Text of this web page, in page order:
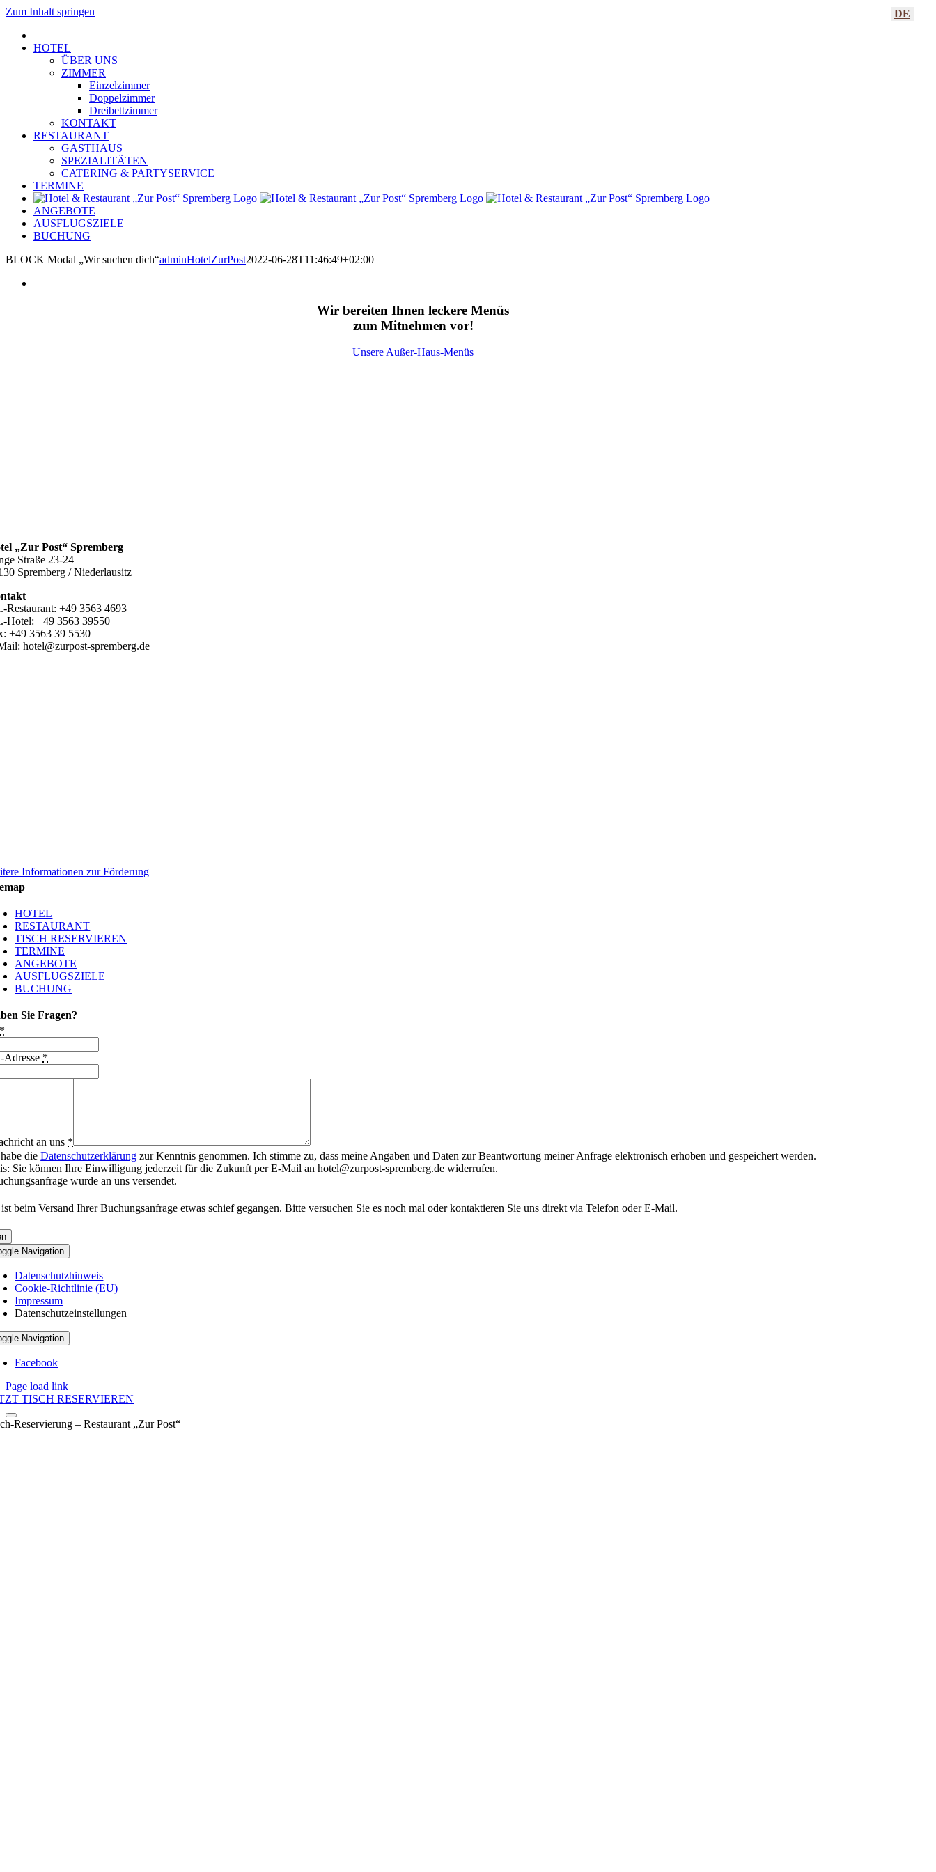
Zum Inhalt springen
HOTEL
ÜBER UNS
ZIMMER
Einzelzimmer
Doppelzimmer
Dreibettzimmer
KONTAKT
RESTAURANT
GASTHAUS
SPEZIALITÄTEN
CATERING & PARTYSERVICE
TERMINE
ANGEBOTE
AUSFLUGSZIELE
BUCHUNG
BLOCK Modal „Wir suchen dich“adminHotelZurPost2022-06-28T11:46:49+02:00
Wir bereiten Ihnen leckere Menüs
zum Mitnehmen vor!
Unsere Außer-Haus-Menüs
„Zur Post“ Spremberg
Straße 23-24
Spremberg / Niederlausitz
Restaurant: +49 3563 4693
Hotel: +49 3563 39550
+49 3563 39 5530
hotel@zurpost-spremberg.de
Informationen zur Förderung
HOTEL
RESTAURANT
TISCH RESERVIEREN
TERMINE
ANGEBOTE
AUSFLUGSZIELE
BUCHUNG
Sie Fragen?
*
*
an uns *
dieDatenschutzerklärung zur Kenntnis genommen. Ich stimme zu, dass meine Angaben und Daten zur Beantwortung meiner Anfrage elektronisch erhoben und gespeichert werden.
Sie können Ihre Einwilligung jederzeit für die Zukunft per E-Mail an hotel@zurpost-spremberg.de widerrufen.
wurde an uns versendet.
beim Versand Ihrer Buchungsanfrage etwas schief gegangen. Bitte versuchen Sie es noch mal oder kontaktieren Sie uns direkt via Telefon oder E-Mail.
Navigation
Datenschutzhinweis
Cookie-Richtlinie (EU)
Impressum
Datenschutzeinstellungen
Navigation
Facebook
Page load link
TISCH RESERVIEREN
Reservierung – Restaurant „Zur Post“